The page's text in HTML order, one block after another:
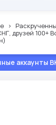
друзей 100+
аккаунты